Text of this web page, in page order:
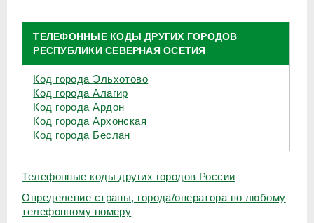
ТЕЛЕФОННЫЕ КОДЫ ДРУГИХ ГОРОДОВ
РЕСПУБЛИКИ СЕВЕРНАЯ ОСЕТИЯ
Код города Эльхотово
Код города Алагир
Код города Ардон
Код города Архонская
Код города Беслан
Телефонные коды других городов России
Определение страны, города/оператора по любому
телефонному номеру